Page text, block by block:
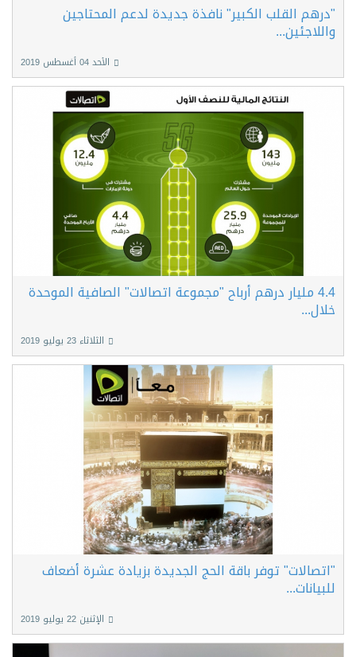
"درهم القلب الكبير" نافذة جديدة لدعم المحتاجين
واللاجئين...
الأحد 04 أغسطس 2019
4.4 مليار درهم أرباح "مجموعة اتصالات" الصافية الموحدة
خلال...
الثلاثاء 23 يوليو 2019
"اتصالات" توفر باقة الحج الجديدة بزيادة عشرة أضعاف
للبيانات...
الإثنين 22 يوليو 2019